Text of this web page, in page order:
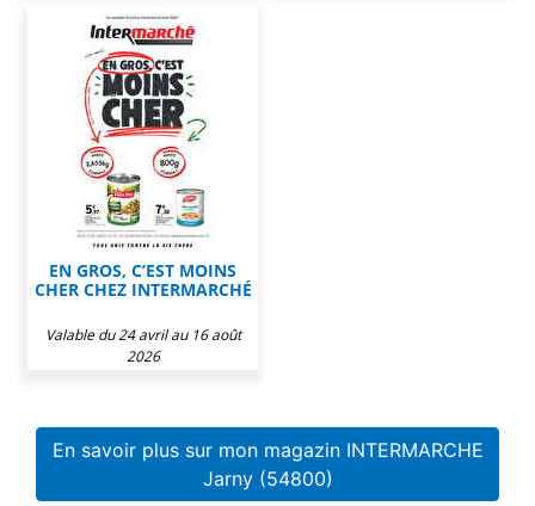
EN GROS, C’EST MOINS
CHER CHEZ INTERMARCHÉ
Valable du 24 avril au 16 août
2026
En savoir plus sur mon magazin INTERMARCHE
Jarny (54800)